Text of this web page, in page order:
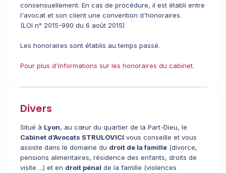
consensuellement. En cas de procédure, il est établi entre
l'avocat et son client une convention d'honoraires.
(LOI n° 2015-990 du 6 août 2015)
Les honoraires sont établis au temps passé.
Pour plus d'informations sur les honoraires du cabinet.
Divers
Situé à Lyon, au cœur du quartier de la Part-Dieu, le
Cabinet d’Avocats STRULOVICI vous conseille et vous
assiste dans le domaine du droit de la famille (divorce,
pensions alimentaires, résidence des enfants, droits de
visite ...) et en droit pénal de la famille (violences